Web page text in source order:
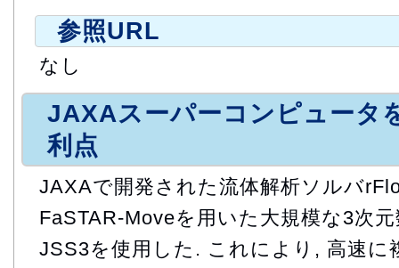
参照URL
なし
JAXAスーパーコンピュータ
利点
JAXAで開発された流体解析ソルバ
FaSTAR-Moveを用いた大規模な3次
JSS3を使用した. これにより, 高速に